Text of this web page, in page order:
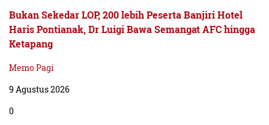
Bukan Sekedar LOP, 200 lebih Peserta Banjiri Hotel
Haris Pontianak, Dr Luigi Bawa Semangat AFC hingga
Ketapang
Memo Pagi
9 Agustus 2026
0